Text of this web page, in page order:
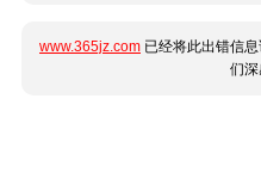
www.365jz.com 已经将此出错信
们